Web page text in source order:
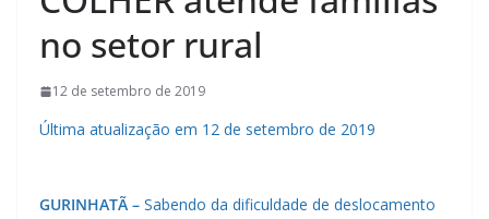
no setor rural
12 de setembro de 2019
Última atualização em 12 de setembro de 2019
GURINHATÃ – Sabendo da dificuldade de deslocamento